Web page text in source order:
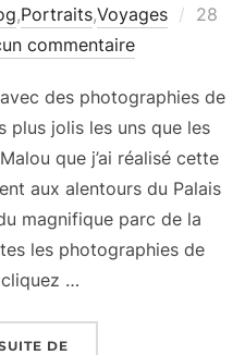
,Portraits,Voyages
Publié
28
commentaire
des photographies de
plus jolis les uns que les
que j’ai réalisé cette
aux alentours du Palais
magnifique parc de la
les photographies de
…
DE« SÉANCE DE